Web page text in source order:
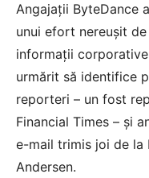
Angajații ByteDance
unui efort nereușit
informații
urmărit să identifice
reporteri – un fost
Financial Times – și
e-mail trimis joi de la
Andersen.